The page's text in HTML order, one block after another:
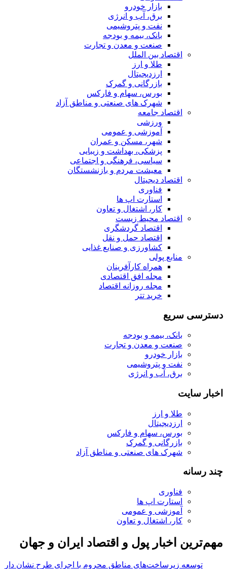
بازار خودرو
برق، آب و انرژی
نفت و پتروشیمی
بانک، بیمه و بودجه
صنعت و معدن و تجارت
اقتصاد بین الملل
طلا و ارز
ارزدیجیتال
بازرگانی و گمرک
بورس، سهام و فارکس
شهرک های صنعتی و مناطق آزاد
اقتصاد جامعه
ورزشی
آموزشی و عمومی
شهر، مسکن و عمران
پزشکی، بهداشت و زیبایی
سیاسی، فرهنگی و اجتماعی
معیشت مردم و بازنشستگان
اقتصاد دیجیتال
فناوری
استارت اپ ها
کار، اشتغال و تعاون
اقتصاد محیط زیست
اقتصاد گردشگری
اقتصاد حمل و نقل
کشاورزی و صنایع غذایی
منابع پولی
همراه کارآفرینان
مجله افق اقتصادی
مجله روزانه اقتصاد
خرید تتر
دسترسی سریع
بانک، بیمه و بودجه
صنعت و معدن و تجارت
بازار خودرو
نفت و پتروشیمی
برق، آب و انرژی
اخبار سایت
طلا و ارز
ارزدیجیتال
بورس، سهام و فارکس
بازرگانی و گمرک
شهرک های صنعتی و مناطق آزاد
چند رسانه
فناوری
استارت اپ ها
آموزشی و عمومی
کار، اشتغال و تعاون
مهم‌ترین اخبار پول و اقتصاد ایران و جهان
توسعه زیرساخت‌های مناطق محروم با اجرای طرح نشان دار